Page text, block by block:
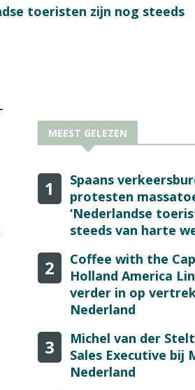
toeristen zijn nog steeds
MEEST GELEZEN
1
Spaans
protesten
‘Nederlandse
steeds van harte
2
Coffee with the
Holland America
verder in op
Nederland
3
Michel van der
Sales Executive bij
Nederland